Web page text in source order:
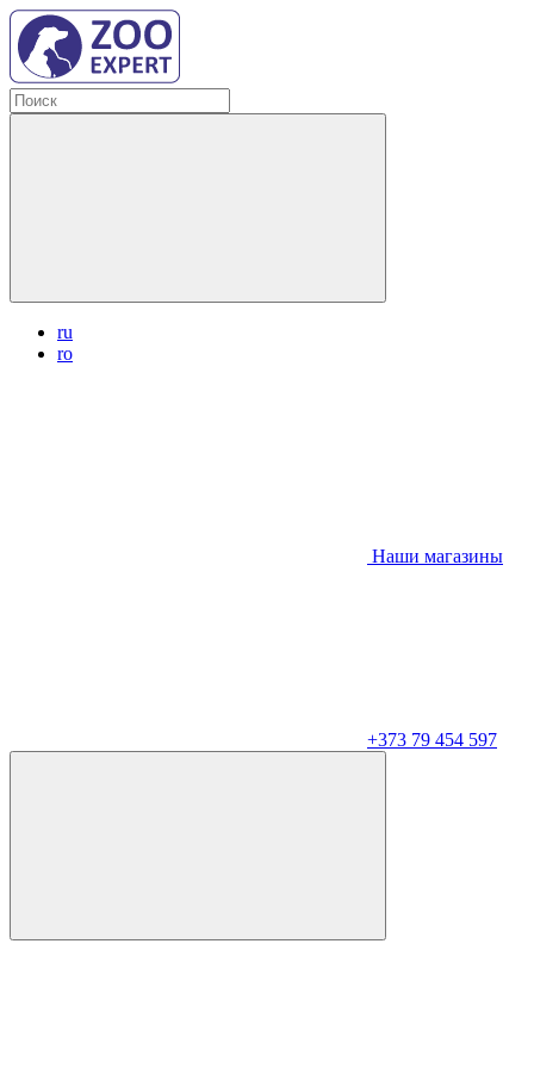
ru
ro
Наши магазины
+373 79 454 597